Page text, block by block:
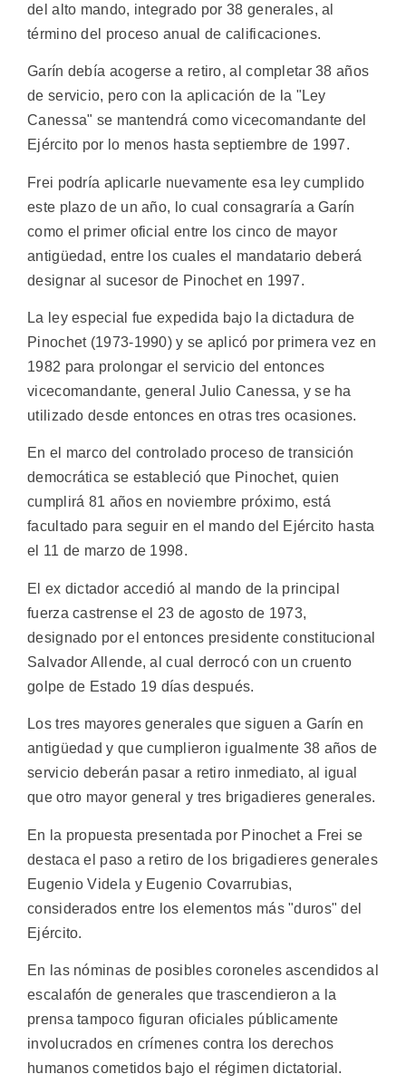
del alto mando, integrado por 38 generales, al
término del proceso anual de calificaciones.
Garín debía acogerse a retiro, al completar 38 años
de servicio, pero con la aplicación de la "Ley
Canessa" se mantendrá como vicecomandante del
Ejército por lo menos hasta septiembre de 1997.
Frei podría aplicarle nuevamente esa ley cumplido
este plazo de un año, lo cual consagraría a Garín
como el primer oficial entre los cinco de mayor
antigüedad, entre los cuales el mandatario deberá
designar al sucesor de Pinochet en 1997.
La ley especial fue expedida bajo la dictadura de
Pinochet (1973-1990) y se aplicó por primera vez en
1982 para prolongar el servicio del entonces
vicecomandante, general Julio Canessa, y se ha
utilizado desde entonces en otras tres ocasiones.
En el marco del controlado proceso de transición
democrática se estableció que Pinochet, quien
cumplirá 81 años en noviembre próximo, está
facultado para seguir en el mando del Ejército hasta
el 11 de marzo de 1998.
El ex dictador accedió al mando de la principal
fuerza castrense el 23 de agosto de 1973,
designado por el entonces presidente constitucional
Salvador Allende, al cual derrocó con un cruento
golpe de Estado 19 días después.
Los tres mayores generales que siguen a Garín en
antigüedad y que cumplieron igualmente 38 años de
servicio deberán pasar a retiro inmediato, al igual
que otro mayor general y tres brigadieres generales.
En la propuesta presentada por Pinochet a Frei se
destaca el paso a retiro de los brigadieres generales
Eugenio Videla y Eugenio Covarrubias,
considerados entre los elementos más "duros" del
Ejército.
En las nóminas de posibles coroneles ascendidos al
escalafón de generales que trascendieron a la
prensa tampoco figuran oficiales públicamente
involucrados en crímenes contra los derechos
humanos cometidos bajo el régimen dictatorial.